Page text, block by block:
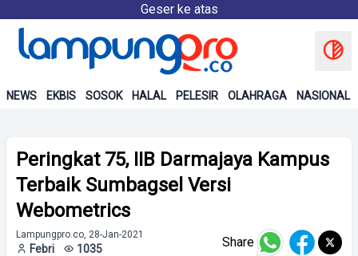
Geser ke atas
NEWS EKBIS SOSOK HALAL PELESIR OLAHRAGA NASIONAL
Peringkat 75, IIB Darmajaya Kampus
Terbaik Sumbagsel Versi
Webometrics
Lampungpro.co, 28-Jan-2021
Febri 1035 Share